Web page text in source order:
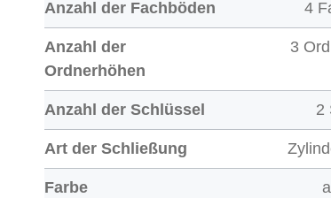
Anzahl der Fachböden 4
Anzahl der
Ordnerhöhen
3
Anzahl der Schlüssel 2
Art der Schließung
Farbe